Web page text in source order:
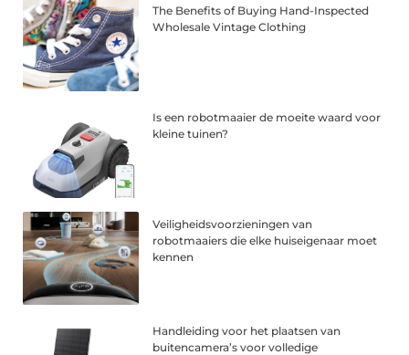
The Benefits of Buying Hand-Inspected
Wholesale Vintage Clothing
Is een robotmaaier de moeite waard voor
kleine tuinen?
Veiligheidsvoorzieningen van
robotmaaiers die elke huiseigenaar moet
kennen
Handleiding voor het plaatsen van
buitencamera’s voor volledige